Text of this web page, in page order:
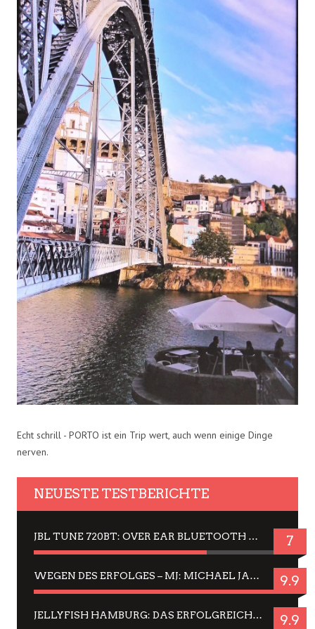
Echt schrill - PORTO ist ein Trip wert, auch wenn einige Dinge
nerven.
NEUESTE TESTBERICHTE
JBL TUNE 720BT: OVER EAR BLUETOOTH KOPFHÖRER UM DIE 50,-€ IM DAUER-TEST 7
WEGEN DES ERFOLGES – MJ: MICHAEL JACKSON MUSICAL IN EINER MATINEE SEHEN 9.9
JELLYFISH HAMBURG: DAS ERFOLGREICHE SOMMER-MENÜ 2025 IN GEFÜHLEN UND BILDERN 9.9